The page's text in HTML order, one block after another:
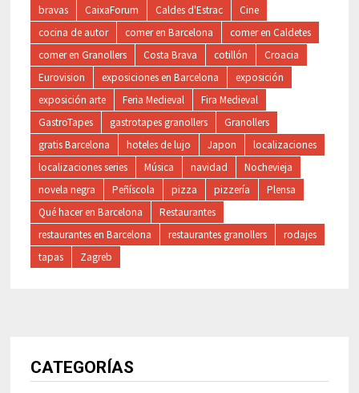
bravas CaixaForum Caldes d'Estrac
Cine
cocina de autor
comer en Barcelona
comer en Caldetes
comer en Granollers
Costa Brava cotillón
Croacia
Eurovision
exposiciones en Barcelona
exposición
exposición arte
Feria Medieval
Fira Medieval
GastroTapes
gastrotapes granollers
Granollers
gratis Barcelona
hoteles de lujo Japon
localizaciones
localizaciones series
Música navidad
Nochevieja
novela negra
Peñíscola pizza pizzería
Plensa
Qué hacer en Barcelona
Restaurantes
restaurantes en Barcelona
restaurantes granollers
rodajes
tapas
Zagreb
CATEGORÍAS